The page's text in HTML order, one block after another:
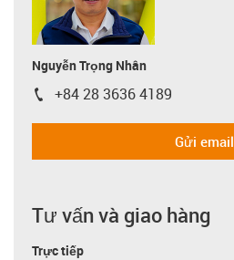
Nguyễn Trọng Nhân
igus-icon-phone
+84 28 3636 4189
Gửi email
Tư vấn và giao hàng
Trực tiếp